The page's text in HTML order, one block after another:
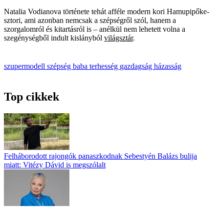
Natalia Vodianova története tehát afféle modern kori Hamupipőke-
sztori, ami azonban nemcsak a szépségről szól, hanem a
szorgalomról és kitartásról is – anélkül nem lehetett volna a
szegénységből indult kislányból világsztár.
szupermodell szépség baba terhesség gazdagság házasság
Top cikkek
Felháborodott rajongók panaszkodnak Sebestyén Balázs bulija
miatt: Vitézy Dávid is megszólalt